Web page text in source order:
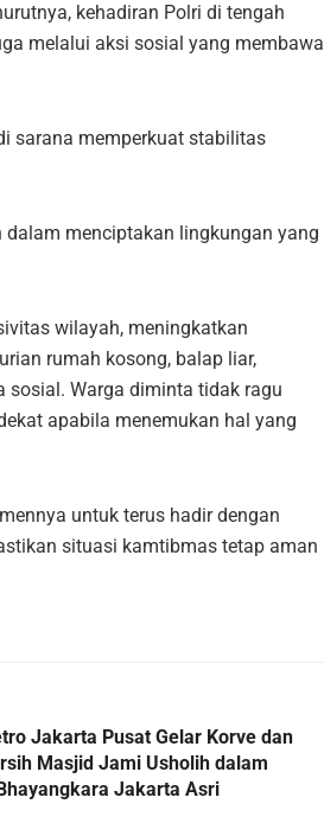
kehadiran Polri di tengah
melalui aksi sosial yang membawa
sarana memperkuat stabilitas
menciptakan lingkungan yang
wilayah, meningkatkan
rumah kosong, balap liar,
sosial. Warga diminta tidak ragu
apabila menemukan hal yang
untuk terus hadir dengan
situasi kamtibmas tetap aman
Jakarta Pusat Gelar Korve dan
Masjid Jami Usholih dalam
Jakarta Asri